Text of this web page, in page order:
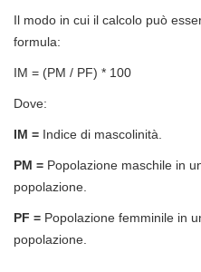
Il modo in cui il calcolo può
formula:
IM = (PM / PF) * 100
Dove:
IM = Indice di mascolinità.
PM = Popolazione maschile in
popolazione.
PF = Popolazione femminile in
popolazione.